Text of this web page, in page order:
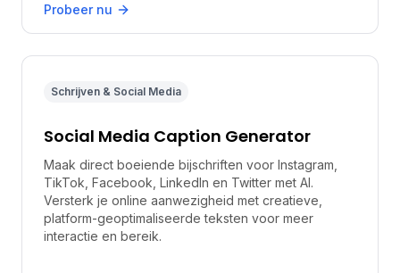
Probeer nu
Schrijven & Social Media
Social Media Caption Generator
Maak direct boeiende bijschriften voor Instagram,
TikTok, Facebook, LinkedIn en Twitter met AI.
Versterk je online aanwezigheid met creatieve,
platform-geoptimaliseerde teksten voor meer
interactie en bereik.